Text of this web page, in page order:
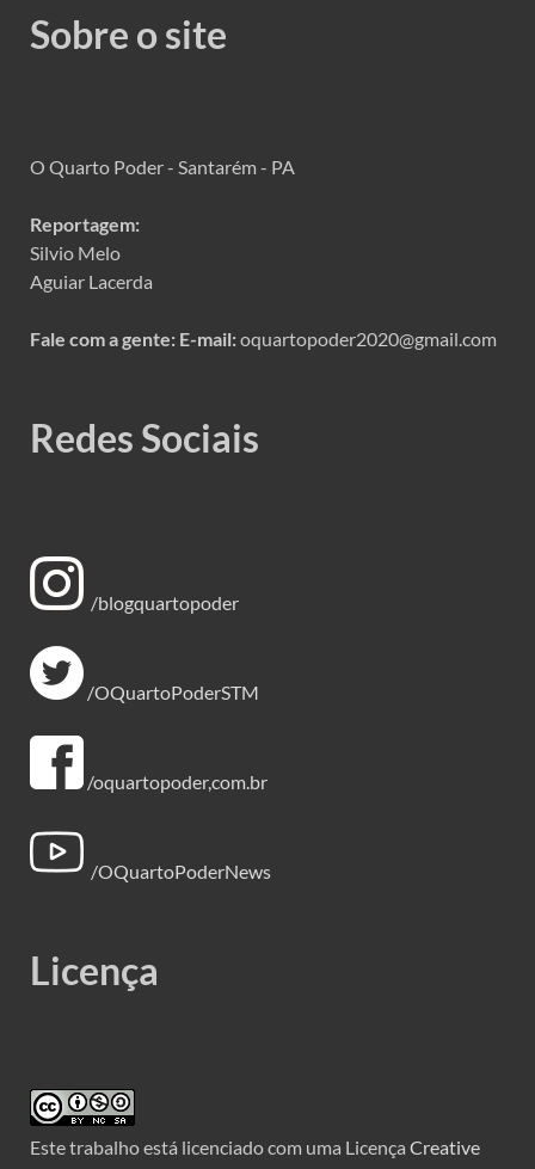
Sobre o site
O Quarto Poder - Santarém - PA
Reportagem:
Silvio Melo
Aguiar Lacerda
Fale com a gente: E-mail:oquartopoder2020@gmail.com
Redes Sociais
/blogquartopoder
/OQuartoPoderSTM
/oquartopoder,com.br
/OQuartoPoderNews
Licença
Este trabalho está licenciado com uma Licença Creative